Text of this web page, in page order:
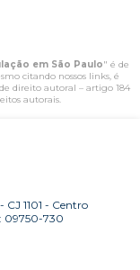
em São Paulo" é de
citando nossos links, é
direito autoral – artigo 184
autorais
CJ 1101 - Centro
09750-730